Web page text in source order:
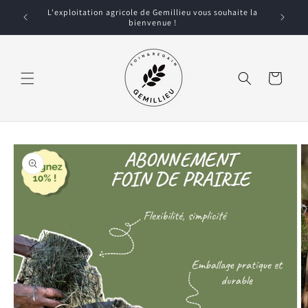
passerL'exploitation agricole de Gemillieu vous souhaite la
bienvenue !
Panier
Passer aux
informations
produits